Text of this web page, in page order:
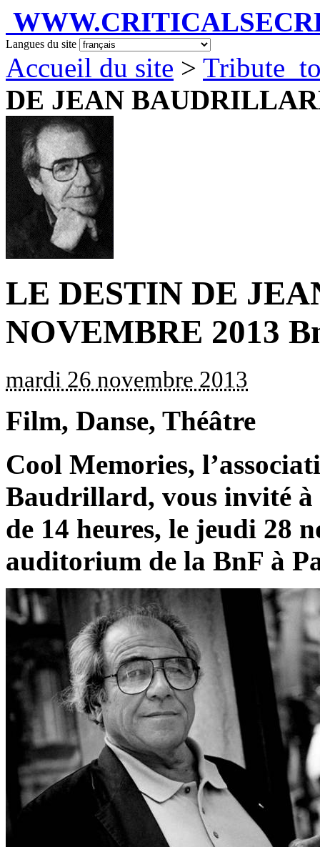
Langues du site
Accueil du site >
DE JEAN
LE DESTIN DE
NOVEMBRE 2013
mardi 26 novembre 2013
Film, Danse, Théâtre
Cool Memories,
Baudrillard, vous invité à
de 14 heures, le jeudi 28
auditorium de la BnF à